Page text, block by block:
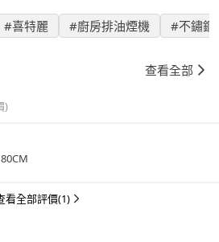
#喜特麗 #廚房排油煙機 #不鏽鋼
查看全部
)
看全部評價(1)